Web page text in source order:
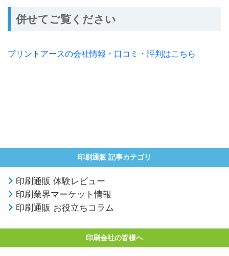
併せてご覧ください
プリントアースの会社情報・口コミ・評判はこちら
印刷通販 記事カテゴリ
印刷通販 体験レビュー
印刷業界マーケット情報
印刷通販 お役立ちコラム
印刷会社の皆様へ